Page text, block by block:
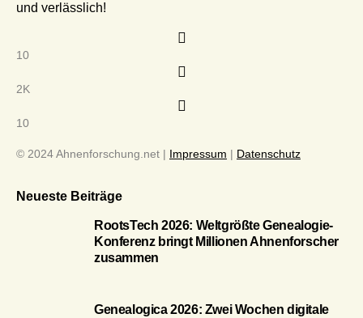
und verlässlich!
10
2K
10
© 2024 Ahnenforschung.net | Impressum | Datenschutz
Neueste Beiträge
RootsTech 2026: Weltgrößte Genealogie-
Konferenz bringt Millionen Ahnenforscher
zusammen
Genealogica 2026: Zwei Wochen digitale